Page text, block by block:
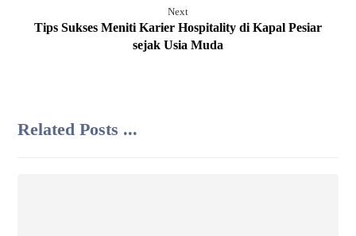
Next
Tips Sukses Meniti Karier Hospitality di Kapal Pesiar
sejak Usia Muda
Related Posts ...